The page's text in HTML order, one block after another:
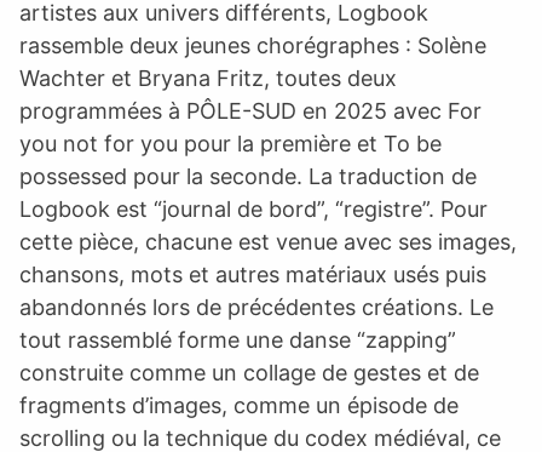
artistes aux univers différents, Logbook
rassemble deux jeunes chorégraphes : Solène
Wachter et Bryana Fritz, toutes deux
programmées à PÔLE-SUD en 2025 avec For
you not for you pour la première et To be
possessed pour la seconde. La traduction de
Logbook est “journal de bord”, “registre”. Pour
cette pièce, chacune est venue avec ses images,
chansons, mots et autres matériaux usés puis
abandonnés lors de précédentes créations. Le
tout rassemblé forme une danse “zapping”
construite comme un collage de gestes et de
fragments d’images, comme un épisode de
scrolling ou la technique du codex médiéval, ce